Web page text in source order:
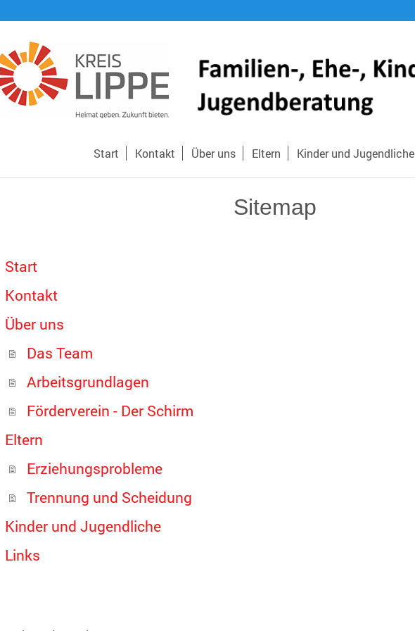
Start Kontakt Über uns Eltern Kinder und Jugendliche
Sitemap
Start
Kontakt
Über uns
Das Team
Arbeitsgrundlagen
Förderverein - Der Schirm
Eltern
Erziehungsprobleme
Trennung und Scheidung
Kinder und Jugendliche
Links